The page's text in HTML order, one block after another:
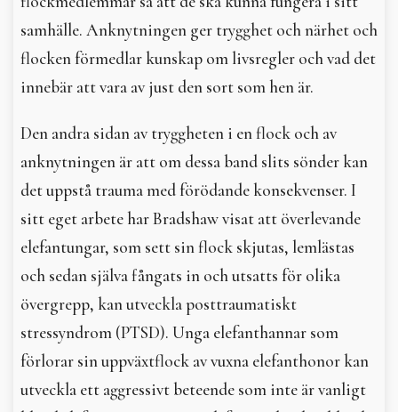
samhälle. Anknytningen ger trygghet och närhet och
flocken förmedlar kunskap om livsregler och vad det
innebär att vara av just den sort som hen är.
Den andra sidan av tryggheten i en flock och av
anknytningen är att om dessa band slits sönder kan
det uppstå trauma med förödande konsekvenser. I
sitt eget arbete har Bradshaw visat att överlevande
elefantungar, som sett sin flock skjutas, lemlästas
och sedan själva fångats in och utsatts för olika
övergrepp, kan utveckla posttraumatiskt
stressyndrom (PTSD). Unga elefanthannar som
förlorar sin uppväxtflock av vuxna elefant­honor kan
utveckla ett aggressivt beteende som inte är vanligt